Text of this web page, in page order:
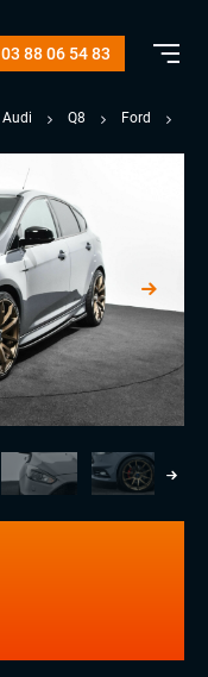
03 88 06 54 83
Audi Q8 Ford